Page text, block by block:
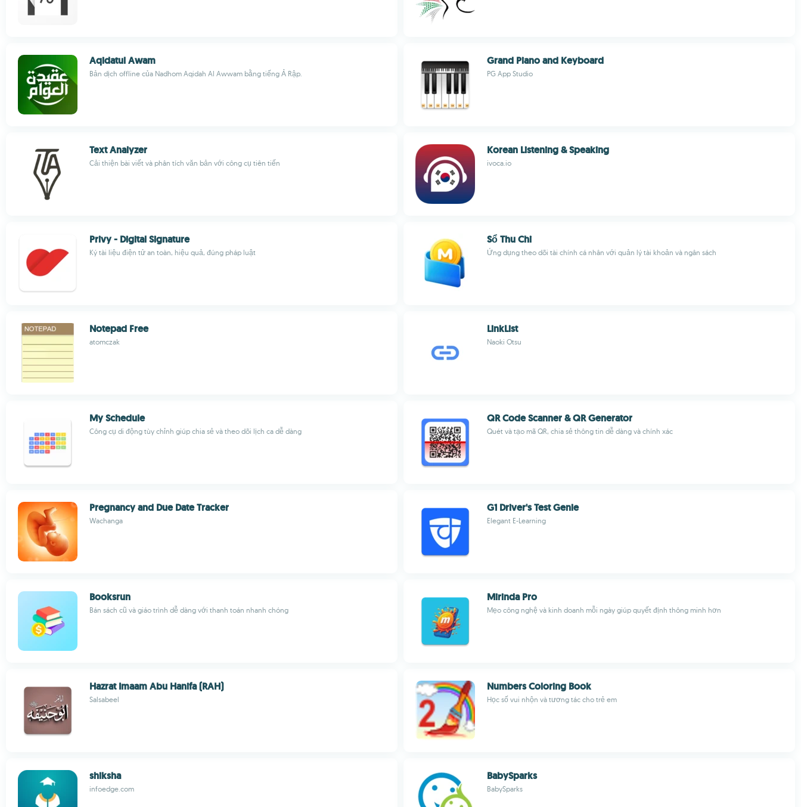
Aqidatul Awam
Bản dịch offline của Nadhom Aqidah Al Awwam bằng tiếng Ả Rập.
Grand Piano and Keyboard
PG App Studio
Text Analyzer
Cải thiện bài viết và phân tích văn bản với công cụ tiên tiến
Korean Listening & Speaking
ivoca.io
Privy - Digital Signature
Ký tài liệu điện tử an toàn, hiệu quả, đúng pháp luật
Sổ Thu Chi
Ứng dụng theo dõi tài chính cá nhân với quản lý tài khoản và ngân sách
Notepad Free
atomczak
LinkList
Naoki Otsu
My Schedule
Công cụ di động tùy chỉnh giúp chia sẻ và theo dõi lịch ca dễ dàng
QR Code Scanner & QR Generator
Quét và tạo mã QR, chia sẻ thông tin dễ dàng và chính xác
Pregnancy and Due Date Tracker
Wachanga
G1 Driver's Test Genie
Elegant E-Learning
Booksrun
Bán sách cũ và giáo trình dễ dàng với thanh toán nhanh chóng
Mirinda Pro
Mẹo công nghệ và kinh doanh mỗi ngày giúp quyết định thông minh hơn
Hazrat Imaam Abu Hanifa (RAH)
Salsabeel
Numbers Coloring Book
Học số vui nhộn và tương tác cho trẻ em
shiksha
infoedge.com
BabySparks
BabySparks